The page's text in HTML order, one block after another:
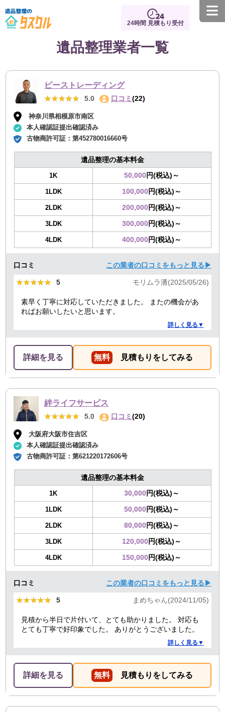
24時間 見積もり受付
遺品整理業者一覧
ピーストレーディング
★★★★★
★★★★★ 5.0 口コミ (22)
神奈川県相模原市南区
本人確認証提出確認済み
古物商許可証：第452780016660号
遺品整理の基本料金
1K 50,000円(税込)～
1LDK 100,000円(税込)～
2LDK 200,000円(税込)～
3LDK 300,000円(税込)～
4LDK 400,000円(税込)～
口コミ この業者の口コミをもっと見る▶
★★★★★
★★★★★ 5 モリムラ潘(2025/05/26)
素早く丁寧に対応していただきました。 またの機会があ
ればお願いしたいと思います。
詳しく見る▼
詳細を見る 無料 見積もりをしてみる
絆ライフサービス
★★★★★
★★★★★ 5.0 口コミ(20)
大阪府大阪市住吉区
本人確認証提出確認済み
古物商許可証：第621220172606号
遺品整理の基本料金
1K 30,000円(税込)～
1LDK 50,000円(税込)～
2LDK 80,000円(税込)～
3LDK 120,000円(税込)～
4LDK 150,000円(税込)～
口コミ この業者の口コミをもっと見る▶
★★★★★
★★★★★ 5 まめちゃん(2024/11/05)
見積から半日で片付いて、とても助かりました。 対応も
とても丁寧で好印象でした。 ありがとうございました。
詳しく見る▼
詳細を見る 無料 見積もりをしてみる